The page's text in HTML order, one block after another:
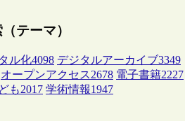
テーマ）
ル化4098 デジタルアーカイブ3349
オープンアクセス2678 電子書籍2227
も2017 学術情報1947